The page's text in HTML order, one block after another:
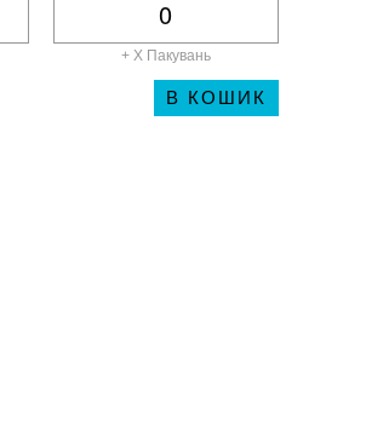
+ X Пакувань
В КОШИК